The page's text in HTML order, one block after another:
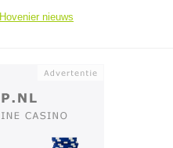
Hovenier nieuws